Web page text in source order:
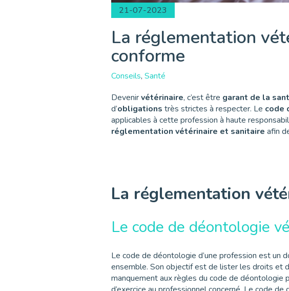
21-07-2023
La réglementation
conforme
Conseils, Santé
Devenirvétérinaire, c’est être garant de la
d’obligations très strictes à respecter. Le code
applicables à cette profession à haute
réglementation vétérinaire et sanitaire afin
La réglementation
Le code de déontologie
Le code de déontologie d’une profession est un
ensemble. Son objectif est de lister les droits et
manquement aux règles du code de déontologie